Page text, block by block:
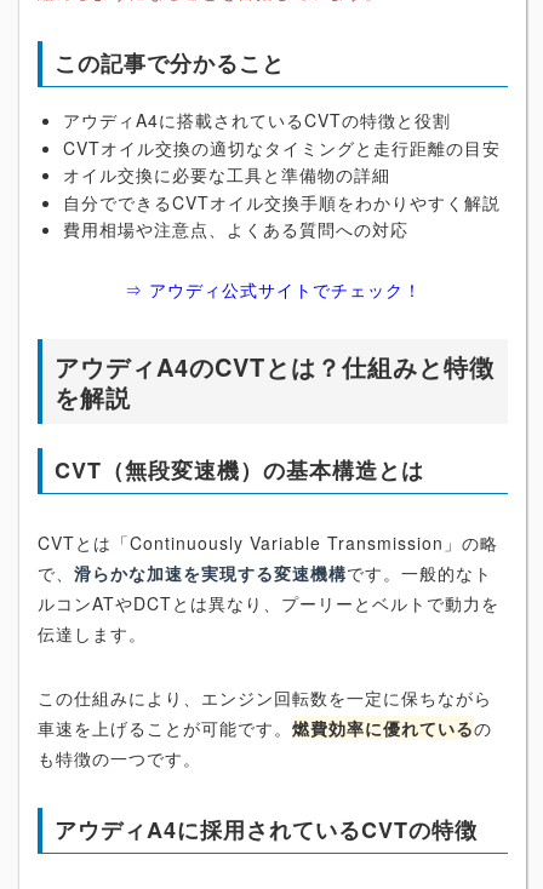
この記事で分かること
アウディA4に搭載されているCVTの特徴と役割
CVTオイル交換の適切なタイミングと走行距離の目安
オイル交換に必要な工具と準備物の詳細
自分でできるCVTオイル交換手順をわかりやすく解説
費用相場や注意点、よくある質問への対応
⇒ アウディ公式サイトでチェック！
アウディA4のCVTとは？仕組みと特徴
を解説
CVT（無段変速機）の基本構造とは
CVTとは「Continuously Variable Transmission」の略
で、 滑らかな加速を実現する変速機構です。一般的なト
ルコンATやDCTとは異なり、プーリーとベルトで動力を
伝達します。
この仕組みにより、エンジン回転数を一定に保ちながら
車速を上げることが可能です。 燃費効率に優れているの
も特徴の一つです。
アウディA4に採用されているCVTの特徴